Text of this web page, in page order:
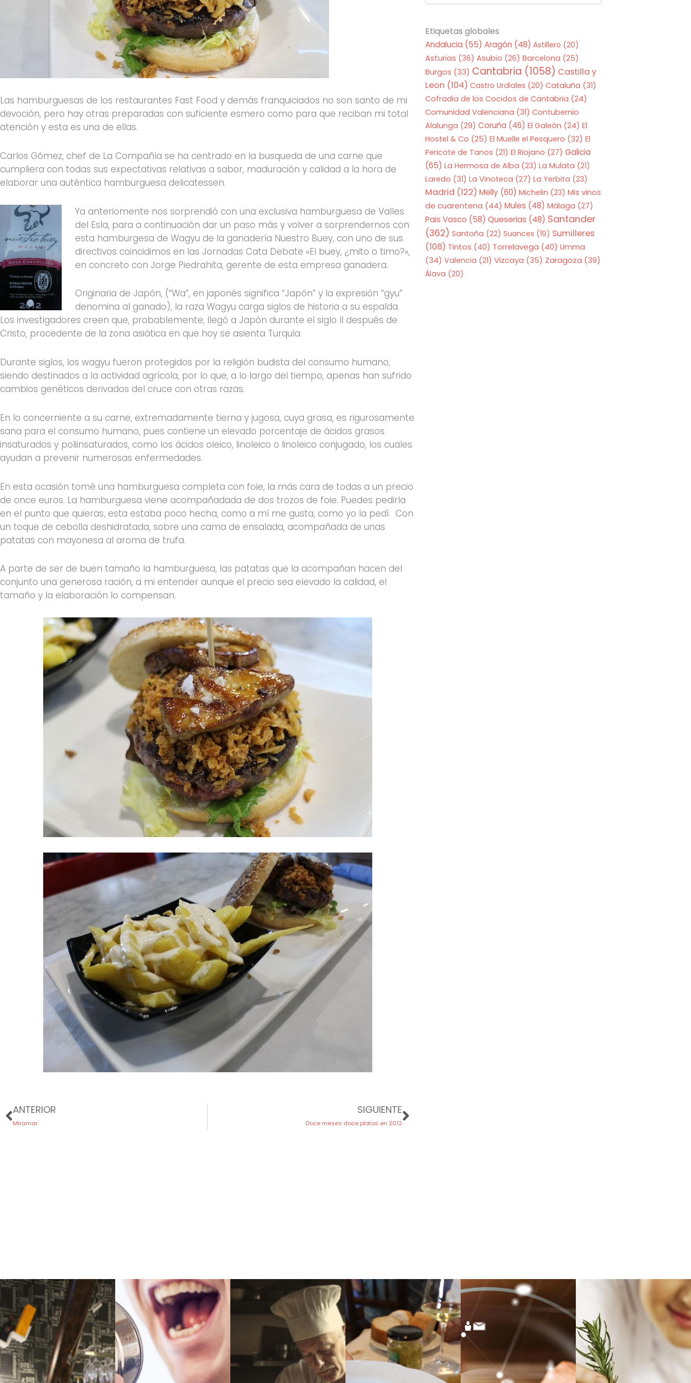
Las hamburguesas de los restaurantes Fast Food y demás franquiciados no son santo de mi
devoción, pero hay otras preparadas con suficiente esmero como para que reciban mi total
atención y esta es una de ellas.
Carlos Gómez, chef de La Compañía se ha centrado en la busqueda de una carne que
cumpliera con todas sus expectativas relativas a sabor, maduración y calidad a la hora de
elaborar una auténtica hamburguesa delicatessen.
Ya anteriomente nos sorprendió con una exclusiva hamburguesa de Valles
del Esla, para a continuación dar un paso más y volver a sorprendernos con
esta hamburgesa de Wagyu de la ganadería Nuestro Buey, con uno de sus
directivos coincidimos en las Jornadas Cata Debate «El buey, ¿mito o timo?»,
en concreto con Jorge Piedrahita, gerente de esta empresa ganadera.
Originaria de Japón, (“Wa”, en japonés significa “Japón” y la expresión “gyu”
denomina al ganado), la raza Wagyu carga siglos de historia a su espalda.
Los investigadores creen que, probablemente, llegó a Japón durante el siglo II después de
Cristo, procedente de la zona asiática en que hoy se asienta Turquía.
Durante siglos, los wagyu fueron protegidos por la religión budista del consumo humano,
siendo destinados a la actividad agrícola, por lo que, a lo largo del tiempo, apenas han sufrido
cambios genéticos derivados del cruce con otras razas.
En lo concerniente a su carne, extremadamente tierna y jugosa, cuya grasa, es rigurosamente
sana para el consumo humano, pues contiene un elevado porcentaje de ácidos grasos
insaturados y poliinsaturados, como los ácidos oleico, linoleico o linoleico conjugado, los cuales
ayudan a prevenir numerosas enfermedades.
En esta ocasión tomé una hamburguesa completa con foie, la más cara de todas a un precio
de once euros. La hamburguesa viene acompañadada de dos trozos de foie. Puedes pedirla
en el punto que quieras, esta estaba poco hecha, como a mí me gusta, como yo la pedí. Con
un toque de cebolla deshidratada, sobre una cama de ensalada, acompañada de unas
patatas con mayonesa al aroma de trufa.
A parte de ser de buen tamaño la hamburguesa, las patatas que la acompañan hacen del
conjunto una generosa ración, a mi entender aunque el precio sea elevado la calidad, el
tamaño y la elaboración lo compensan.
Prev
ANTERIOR
Miramar
SIGUIENTE
Doce meses doce platos en 2012
Etiquetas globales
Andalucia (55) Aragón (48) Astillero (20)
Asturias (36) Asubio (26) Barcelona (25)
Burgos (33) Cantabria (1058) Castilla y
Leon (104) Castro Urdiales (20) Cataluña (31)
Cofradia de los Cocidos de Cantabria (24)
Comunidad Valenciana (31) Contubernio
Alalunga (29) Coruña (46) El Galeón (24) El
Hostel & Co (25) El Muelle el Pesquero (32) El
Pericote de Tanos (21) El Riojano (27) Galicia
(65) La Hermosa de Alba (23) La Mulata (21)
Laredo (31) La Vinoteca (27) La Yerbita (23)
Madrid (122) Melly (60) Michelin (23) Mis vinos
de cuarentena (44) Mules (48) Málaga (27)
Pais Vasco (58) Queserias (48) Santander
(362) Santoña (22) Suances (19) Sumilleres
(108) Tintos (40) Torrelavega (40) Umma
(34) Valencia (21) Vizcaya (35) Zaragoza (39)
Álava (20)